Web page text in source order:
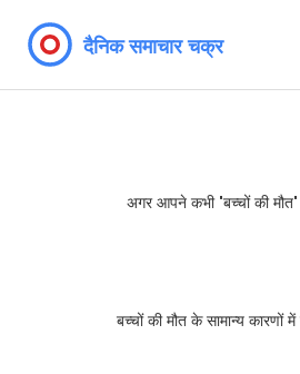
अगर आपने कभी "बच्चों की
बच्चों की मौत के सामान्य